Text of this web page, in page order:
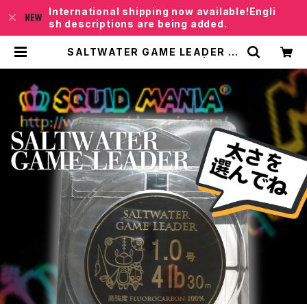
International shipping now available!Engli
sh descriptions are being added.
SALTWATER GAME LEADER 0.